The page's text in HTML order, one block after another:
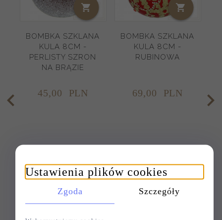
BOMBKA SZKLANA
KULA 8CM -
PERLISTY SZRON
NA BRĄZIE
45,00 PLN
BOMBKA SZKLANA
KULA 8CM -
RUBINOWA
69,00 PLN
Ustawienia plików cookies
Zgoda Szczegóły